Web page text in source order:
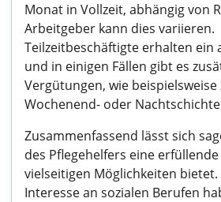
Monat in Vollzeit, abhängig von
Arbeitgeber kann dies variieren.
Teilzeitbeschäftigte erhalten ein
und in einigen Fällen gibt es
Vergütungen, wie
Wochenend- oder
Zusammenfassend lässt sich
des Pflegehelfers eine
vielseitigen Möglichkeiten bietet.
Interesse an sozialen Berufen